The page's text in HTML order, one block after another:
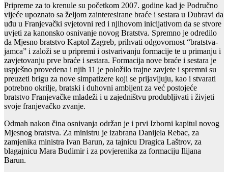
Pripreme za to krenule su početkom 2007. godine kad je Područno
vijeće upoznato sa željom zainteresirane braće i sestara u Dubravi da
uđu u Franjevački svjetovni red i njihovom inicijativom da se stvore
uvjeti za kanonsko osnivanje novog Bratstva. Spremno je odredilo
da Mjesno bratstvo Kaptol Zagreb, prihvati odgovornost “bratstva-
jamca” i založi se u pripremi i ostvarivanju formacije te u primanju i
zavjetovanju prve braće i sestara. Formacija nove braće i sestara je
uspješno provedena i njih 11 je položilo trajne zavjete i spremni su
preuzeti brigu za nove simpatizere koji se prijavljuju, kao i stvarati
potrebno okrilje, bratski i duhovni ambijent za već postojeće
bratstvo Franjevačke mladeži i u zajedništvu produbljivati i živjeti
svoje franjevačko zvanje.
Odmah nakon čina osnivanja održan je i prvi Izborni kapitul novog
Mjesnog bratstva. Za ministru je izabrana Danijela Rebac, za
zamjenika ministra Ivan Barun, za tajnicu Dragica Laštrov, za
blagajnicu Mara Budimir i za povjerenika za formaciju Ilijana
Barun.